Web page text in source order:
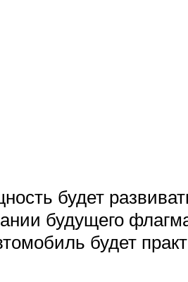
будет
будущего
будет